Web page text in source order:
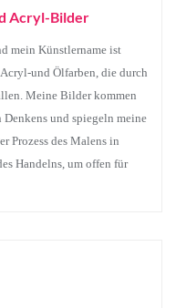
Acryl-Bilder
mein Künstlername ist
und Ölfarben, die durch
Meine Bilder kommen
Denkens und spiegeln meine
Prozess des Malens in
Handelns, um offen für